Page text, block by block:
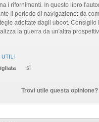
i rifornimenti. In questo libro
il periodo di navigazione: da
adottate dagli uboot. Consiglio
la guerra da un'altra
UTILI
sì
Trovi utile questa opinione?